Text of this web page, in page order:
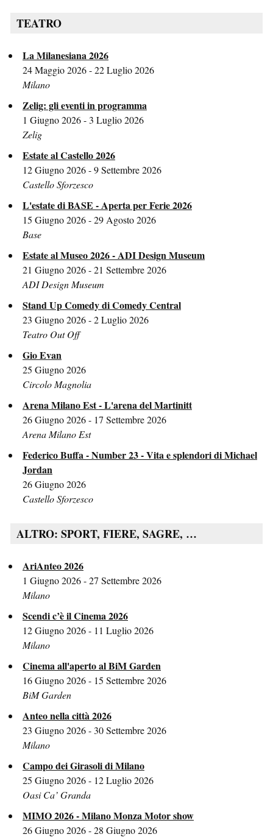
TEATRO
La Milanesiana 2026
24 Maggio 2026 - 22 Luglio 2026
Milano
Zelig: gli eventi in programma
1 Giugno 2026 - 3 Luglio 2026
Zelig
Estate al Castello 2026
12 Giugno 2026 - 9 Settembre 2026
Castello Sforzesco
L'estate di BASE - Aperta per Ferie 2026
15 Giugno 2026 - 29 Agosto 2026
Base
Estate al Museo 2026 - ADI Design Museum
21 Giugno 2026 - 21 Settembre 2026
ADI Design Museum
Stand Up Comedy di Comedy Central
23 Giugno 2026 - 2 Luglio 2026
Teatro Out Off
Gio Evan
25 Giugno 2026
Circolo Magnolia
Arena Milano Est - L'arena del Martinitt
26 Giugno 2026 - 17 Settembre 2026
Arena Milano Est
Federico Buffa - Number 23 - Vita e splendori di Michael
Jordan
26 Giugno 2026
Castello Sforzesco
ALTRO: SPORT, FIERE, SAGRE, …
AriAnteo 2026
1 Giugno 2026 - 27 Settembre 2026
Milano
Scendi c’è il Cinema 2026
12 Giugno 2026 - 11 Luglio 2026
Milano
Cinema all'aperto al BiM Garden
16 Giugno 2026 - 15 Settembre 2026
BiM Garden
Anteo nella città 2026
23 Giugno 2026 - 30 Settembre 2026
Milano
Campo dei Girasoli di Milano
25 Giugno 2026 - 12 Luglio 2026
Oasi Ca’ Granda
MIMO 2026 - Milano Monza Motor show
26 Giugno 2026 - 28 Giugno 2026